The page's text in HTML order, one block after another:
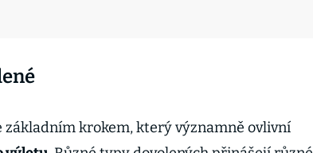
základním krokem, který významně ovlivní